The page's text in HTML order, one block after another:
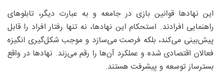
این نهادها قوانین بازی در جامعه و به عبارت دیگر، تابلوهای
راهنمایی افرادند. استحکام این نهادها، نه تنها رفتار افراد را قابل
پیش‌بینی می‌کند، بلکه فرصت می‌سازد و موجب شکل‌گیری انگیزه
فعالان اقتصادی شده و عملکرد آن‌ها را رقم می‌زند. نهادها در واقع
بستر‌ساز توسعه و پیشرفت هستند.